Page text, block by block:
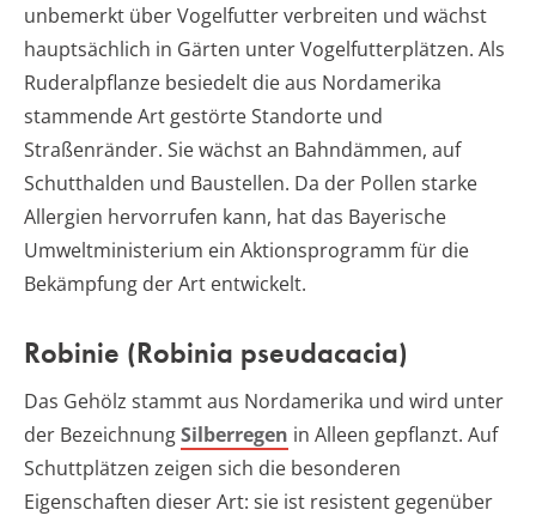
unbemerkt über Vogelfutter verbreiten und wächst
hauptsächlich in Gärten unter Vogelfutterplätzen. Als
Ruderalpflanze besiedelt die aus Nordamerika
stammende Art gestörte Standorte und
Straßenränder. Sie wächst an Bahndämmen, auf
Schutthalden und Baustellen. Da der Pollen starke
Allergien hervorrufen kann, hat das Bayerische
Umweltministerium ein Aktionsprogramm für die
Bekämpfung der Art entwickelt.
Robinie (Robinia pseudacacia)
Das Gehölz stammt aus Nordamerika und wird unter
der BezeichnungSilberregen in Alleen gepflanzt. Auf
Schuttplätzen zeigen sich die besonderen
Eigenschaften dieser Art: sie ist resistent gegenüber